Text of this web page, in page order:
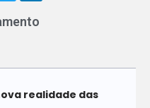
realidade das